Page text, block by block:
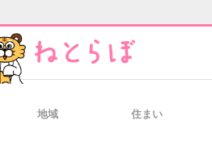
地域 住まい